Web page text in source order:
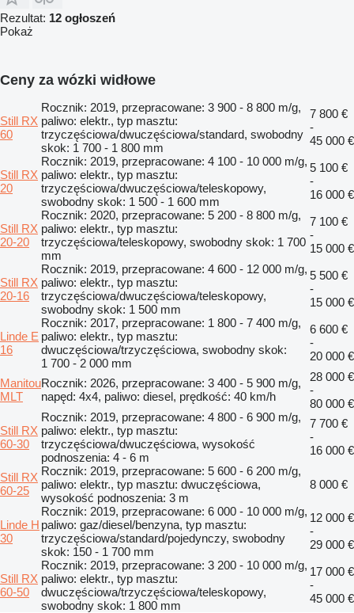
Rezultat: 12 ogłoszeń
Pokaż
Ceny za wózki widłowe
Still RX
60
Rocznik: 2019, przepracowane: 3 900 - 8 800 m/g,
paliwo: elektr., typ masztu:
trzyczęściowa/dwuczęściowa/standard, swobodny
skok: 1 700 - 1 800 mm
7 800 €
-
45 000 €
Still RX
20
Rocznik: 2019, przepracowane: 4 100 - 10 000 m/g,
paliwo: elektr., typ masztu:
trzyczęściowa/dwuczęściowa/teleskopowy,
swobodny skok: 1 500 - 1 600 mm
5 100 €
-
16 000 €
Still RX
20-20
Rocznik: 2020, przepracowane: 5 200 - 8 800 m/g,
paliwo: elektr., typ masztu:
trzyczęściowa/teleskopowy, swobodny skok: 1 700
mm
7 100 €
-
15 000 €
Still RX
20-16
Rocznik: 2019, przepracowane: 4 600 - 12 000 m/g,
paliwo: elektr., typ masztu:
trzyczęściowa/dwuczęściowa/teleskopowy,
swobodny skok: 1 500 mm
5 500 €
-
15 000 €
Linde E
16
Rocznik: 2017, przepracowane: 1 800 - 7 400 m/g,
paliwo: elektr., typ masztu:
dwuczęściowa/trzyczęściowa, swobodny skok:
1 700 - 2 000 mm
6 600 €
-
20 000 €
Manitou
MLT
Rocznik: 2026, przepracowane: 3 400 - 5 900 m/g,
napęd: 4x4, paliwo: diesel, prędkość: 40 km/h
28 000 €
-
80 000 €
Still RX
60-30
Rocznik: 2019, przepracowane: 4 800 - 6 900 m/g,
paliwo: elektr., typ masztu:
trzyczęściowa/dwuczęściowa, wysokość
podnoszenia: 4 - 6 m
7 700 €
-
16 000 €
Still RX
60-25
Rocznik: 2019, przepracowane: 5 600 - 6 200 m/g,
paliwo: elektr., typ masztu: dwuczęściowa,
wysokość podnoszenia: 3 m
8 000 €
Linde H
30
Rocznik: 2019, przepracowane: 6 000 - 10 000 m/g,
paliwo: gaz/diesel/benzyna, typ masztu:
trzyczęściowa/standard/pojedynczy, swobodny
skok: 150 - 1 700 mm
12 000 €
-
29 000 €
Still RX
60-50
Rocznik: 2019, przepracowane: 3 200 - 10 000 m/g,
paliwo: elektr., typ masztu:
dwuczęściowa/trzyczęściowa/teleskopowy,
swobodny skok: 1 800 mm
17 000 €
-
45 000 €